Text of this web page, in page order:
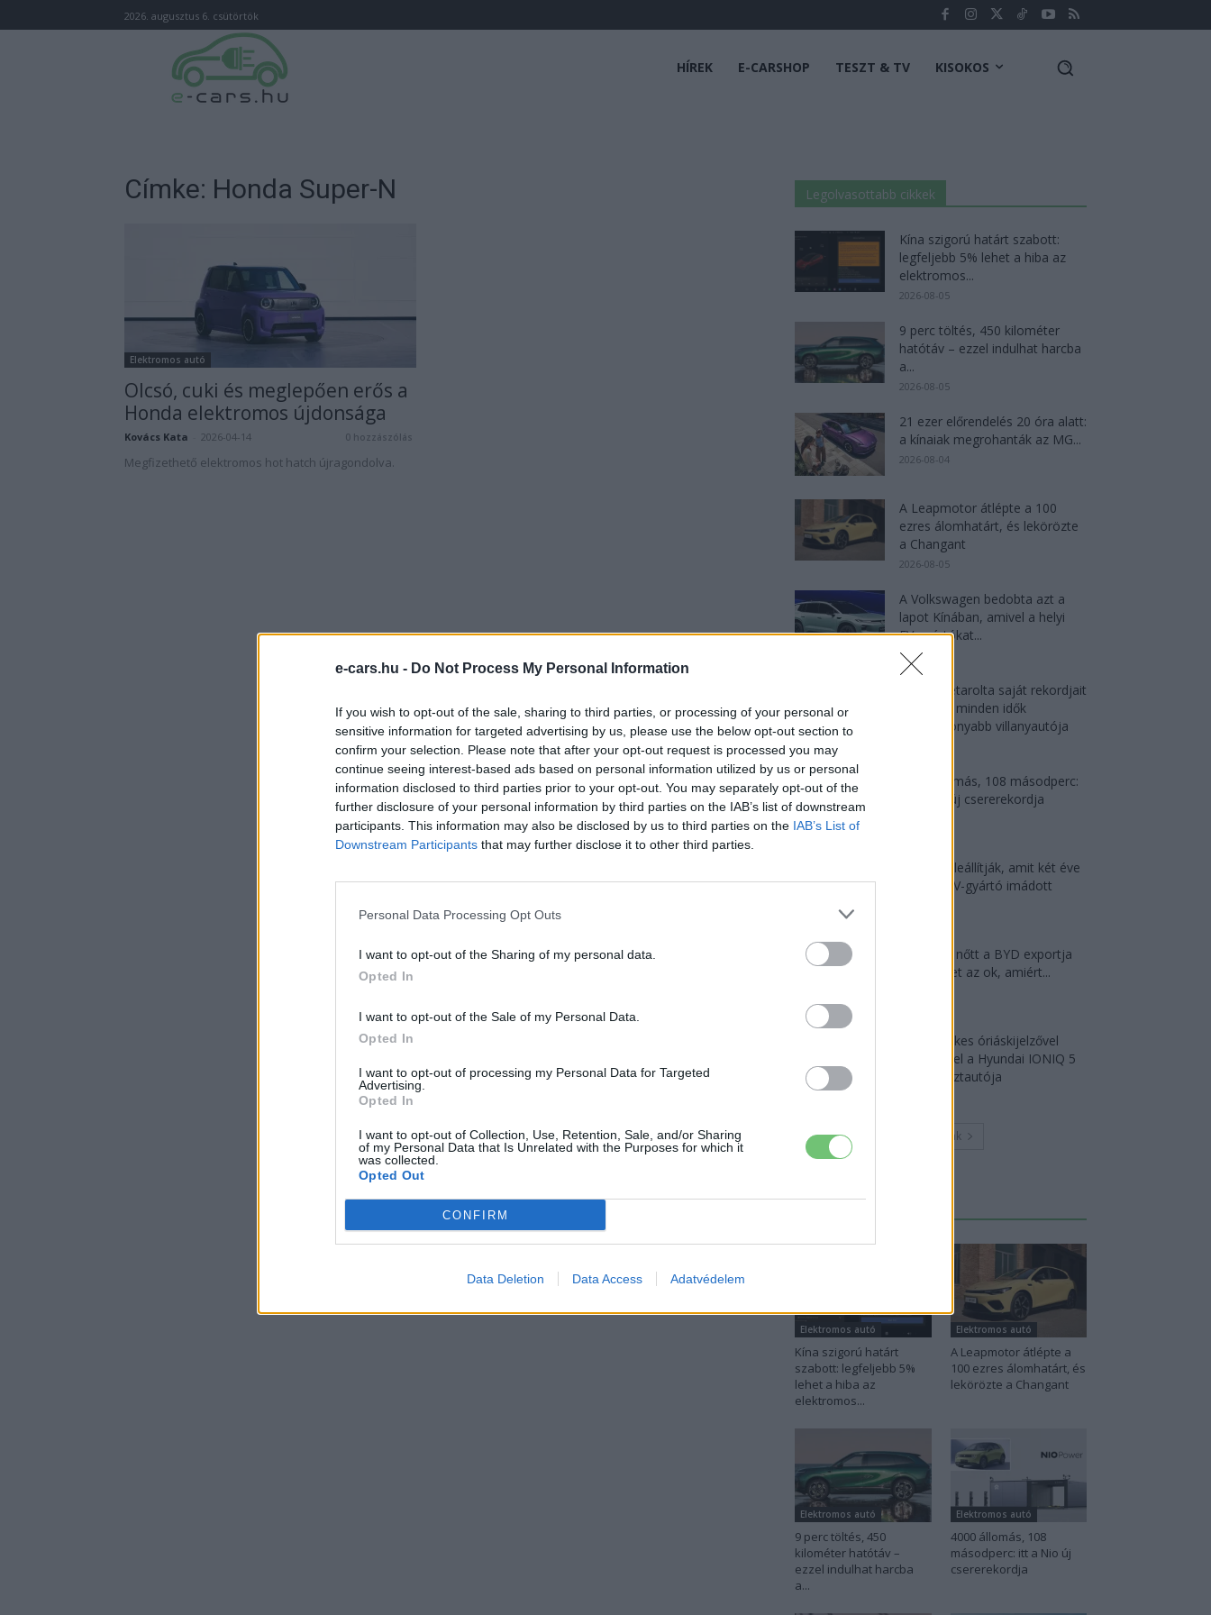
e-cars.hu - Do Not Process My Personal Information
If you wish to opt-out of the sale, sharing to third parties, or processing of your personal or
sensitive information for targeted advertising by us, please use the below opt-out section to
confirm your selection. Please note that after your opt-out request is processed you may
continue seeing interest-based ads based on personal information utilized by us or personal
information disclosed to third parties prior to your opt-out. You may separately opt-out of the
further disclosure of your personal information by third parties on the IAB’s list of downstream
participants. This information may also be disclosed by us to third parties on the IAB’s List of
Downstream Participants that may further disclose it to other third parties.
Personal Data Processing Opt Outs
I want to opt-out of the Sharing of my personal data.
Opted In
I want to opt-out of the Sale of my Personal Data.
Opted In
I want to opt-out of processing my Personal Data for Targeted
Advertising.
Opted In
I want to opt-out of Collection, Use, Retention, Sale, and/or Sharing
of my Personal Data that Is Unrelated with the Purposes for which it
was collected.
Opted Out
CONFIRM
Data Deletion Data Access Adatvédelem
2026. augusztus 6. csütörtök
HÍREK E-CARSHOP TESZT & TV KISOKOS
Címke: Honda Super-N
Elektromos autó
Olcsó, cuki és meglepően erős a
Honda elektromos újdonsága
Kovács Kata 2026-04-14 0 hozzászólás
Megfizethető elektromos hot hatch újragondolva.
Legolvasottabb cikkek
Kína szigorú határt szabott:
legfeljebb 5% lehet a hiba az
elektromos...
2026-08-05
9 perc töltés, 450 kilométer
hatótáv – ezzel indulhat harcba
a...
2026-08-05
21 ezer előrendelés 20 óra alatt:
a kínaiak megrohanták az MG...
2026-08-04
A Leapmotor átlépte a 100
ezres álomhatárt, és lekörözte
a Changant
2026-08-05
A Volkswagen bedobta azt a
lapot Kínában, amivel a helyi
EV-gyártókat...
2026-08-04
Az Audi letarolta saját rekordjait
— készül minden idők
leghatékonyabb villanyautója
4000 állomás, 108 másodperc:
itt a Nio új csererekordja
A kínaiak leállítják, amit két éve
minden EV-gyártó imádott
124%-kal nőtt a BYD exportja
— ez lehet az ok, amiért...
18 hüvelykes óriáskijelzővel
bukkant fel a Hyundai IONIQ 5
titkos tesztautója
Továbbiak
Elektromos autó
Kína szigorú határt
szabott: legfeljebb 5%
lehet a hiba az
elektromos...
Elektromos autó
A Leapmotor átlépte a
100 ezres álomhatárt, és
lekörözte a Changant
Elektromos autó
9 perc töltés, 450
kilométer hatótáv –
ezzel indulhat harcba
a...
Elektromos autó
4000 állomás, 108
másodperc: itt a Nio új
csererekordja